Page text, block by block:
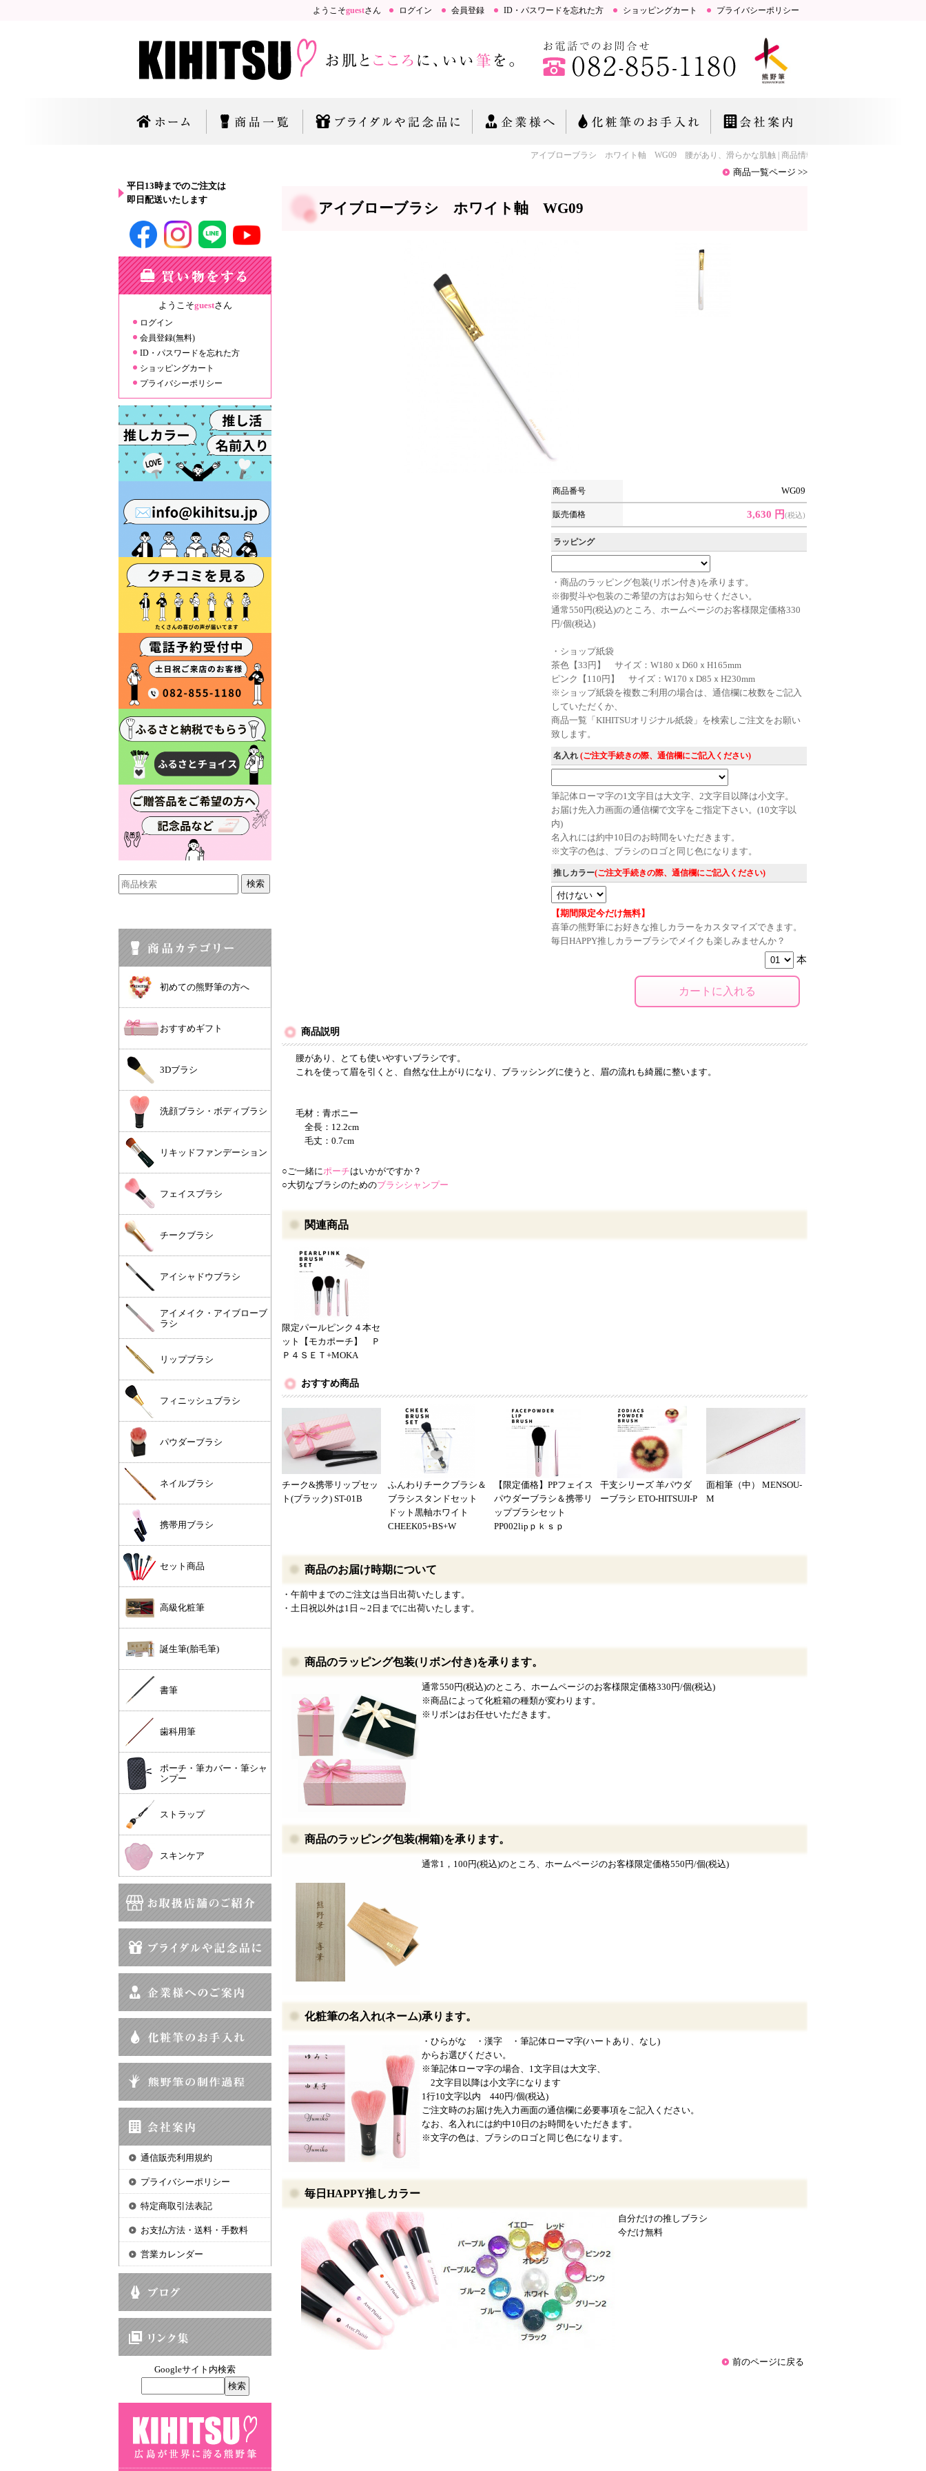
ログイン 会員登録 ID・パスワードを忘れた方 ショッピングカート プライバシーポリシー
ようこそguestさん
アイブローブラシ ホワイト軸 WG09 腰があり、滑らかな肌触 | 商品情報 | 【KIHITSU】通信販売｜熊野筆
平日13時までのご注文は
即日配送いたします
ようこそguestさん
ログイン
会員登録(無料)
ID・パスワードを忘れた方
ショッピングカート
プライバシーポリシー
初めての熊野筆の方へ
おすすめギフト
3Dブラシ
洗顔ブラシ・ボディブラシ
リキッドファンデーション
フェイスブラシ
チークブラシ
アイシャドウブラシ
アイメイク・アイブローブ
ラシ
リップブラシ
フィニッシュブラシ
パウダーブラシ
ネイルブラシ
携帯用ブラシ
セット商品
高級化粧筆
誕生筆(胎毛筆)
書筆
歯科用筆
ポーチ・筆カバー・筆シャ
ンプー
ストラップ
スキンケア
通信販売利用規約
プライバシーポリシー
特定商取引法表記
お支払方法・送料・手数料
営業カレンダー
Googleサイト内検索
商品一覧ページ >>
アイブローブラシ ホワイト軸 WG09
商品番号 WG09
販売価格 3,630 円(税込)
ラッピング
・商品のラッピング包装(リボン付き)を承ります。
※御熨斗や包装のご希望の方はお知らせください。
通常550円(税込)のところ、ホームページのお客様限定価格330
円/個(税込)
・ショップ紙袋
茶色【33円】 サイズ：W180ｘD60ｘH165mm
ピンク【110円】 サイズ：W170ｘD85ｘH230mm
※ショップ紙袋を複数ご利用の場合は、通信欄に枚数をご記入
していただくか、
商品一覧「KIHITSUオリジナル紙袋」を検索しご注文をお願い
致します。
名入れ (ご注文手続きの際、通信欄にご記入ください)
筆記体ローマ字の1文字目は大文字、2文字目以降は小文字。
お届け先入力画面の通信欄で文字をご指定下さい。(10文字以
内)
名入れには約中10日のお時間をいただきます。
※文字の色は、ブラシのロゴと同じ色になります。
推しカラー(ご注文手続きの際、通信欄にご記入ください)
【期間限定今だけ無料】
喜筆の熊野筆にお好きな推しカラーをカスタマイズできます。
毎日HAPPY推しカラーブラシでメイクも楽しみませんか？
本
商品説明
腰があり、とても使いやすいブラシです。
これを使って眉を引くと、自然な仕上がりになり、ブラッシングに使うと、眉の流れも綺麗に整います。
毛材：青ポニー
全長：12.2cm
毛丈：0.7cm
○ご一緒にポーチはいかがですか？
○大切なブラシのためのブラシシャンプー
関連商品
限定パールピンク４本セ
ット【モカポーチ】 Ｐ
Ｐ４ＳＥＴ+MOKA
おすすめ商品
チーク&携帯リップセッ
ト(ブラック) ST-01B
ふんわりチークブラシ＆
ブラシスタンドセット
ドット黒軸ホワイト
CHEEK05+BS+W
【限定価格】PPフェイス
パウダーブラシ＆携帯リ
ップブラシセット
PP002lipｐｋｓｐ
干支シリーズ 羊パウダ
ーブラシ ETO-HITSUJI-P
面相筆（中） MENSOU-
M
商品のお届け時期について
・午前中までのご注文は当日出荷いたします。
・土日祝以外は1日～2日までに出荷いたします。
商品のラッピング包装(リボン付き)を承ります。
通常550円(税込)のところ、ホームページのお客様限定価格330円/個(税込)
※商品によって化粧箱の種類が変わります。
※リボンはお任せいただきます。
商品のラッピング包装(桐箱)を承ります。
通常1，100円(税込)のところ、ホームページのお客様限定価格550円/個(税込)
化粧筆の名入れ(ネーム)承ります。
・ひらがな ・漢字 ・筆記体ローマ字(ハートあり、なし)
からお選びください。
※筆記体ローマ字の場合、1文字目は大文字、
2文字目以降は小文字になります
1行10文字以内 440円/個(税込)
ご注文時のお届け先入力画面の通信欄に必要事項をご記入ください。
なお、名入れには約中10日のお時間をいただきます。
※文字の色は、ブラシのロゴと同じ色になります。
毎日HAPPY推しカラー
自分だけの推しブラシ
今だけ無料
前のページに戻る